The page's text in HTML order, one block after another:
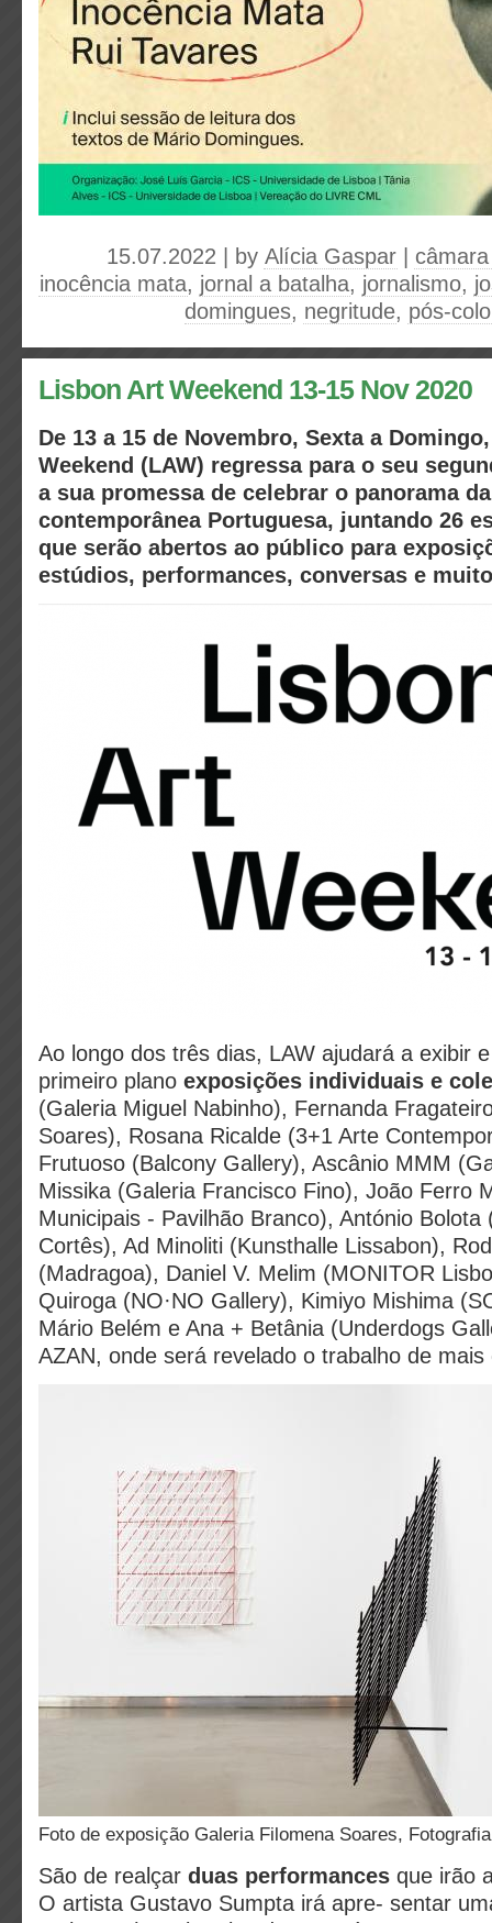
15.07.2022 | by Alícia Gaspar
inocência mata, jornal a batalha, jornalismo,
domingues, negritude, pós-
Lisbon Art Weekend 13-15 Nov 2020
De 13 a 15 de Novembro, Sexta a
Weekend (LAW) regressa para o seu
a sua promessa de celebrar o panorama
contemporânea Portuguesa, juntando 26
que serão abertos ao público para
estúdios, performances, conversas e
Ao longo dos três dias, LAW ajudará a exibir
primeiro plano exposições individuais e
(Galeria Miguel Nabinho), Fernanda
Soares), Rosana Ricalde (3+1 Arte
Frutuoso (Balcony Gallery), Ascânio MMM
Missika (Galeria Francisco Fino), João Ferro
Municipais - Pavilhão Branco), António Bolota
Cortês), Ad Minoliti (Kunsthalle Lissabon),
(Madragoa), Daniel V. Melim (MONITOR
Quiroga (NO·NO Gallery), Kimiyo Mishima
Mário Belém e Ana + Betânia (Underdogs
AZAN, onde será revelado o trabalho de
Foto de exposição Galeria Filomena Soares,
São de realçar duas performances que irão
O artista Gustavo Sumpta irá apre- sentar